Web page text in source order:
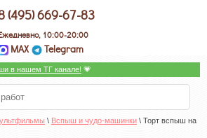
(495) 669-67-83
10:00-20:00
MAX Telegram
в нашем ТГ канале! 💗
\ Вспыш и чудо-машинки \ Торт вспыш на